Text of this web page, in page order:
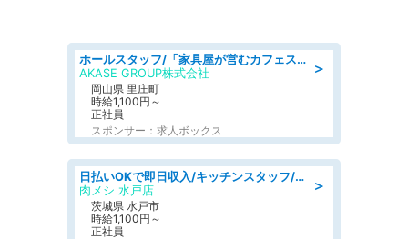
＞
ホールスタッフ/「家具屋が営むカフェスタッフ!」週2日～OK!嬉しいまかない付き/岡山県/浅口郡里庄町
AKASE GROUP株式会社
岡山県 里庄町
時給1,100円～
正社員
スポンサー：求人ボックス
＞
日払いOKで即日収入/キッチンスタッフ/「原付免許必須」デリバリー業務など、自己成長可能な幅広い仕事に挑戦!髪型自由&ピアス・ネイルOK/茨城県/水戸市
肉メシ 水戸店
茨城県 水戸市
時給1,100円～
正社員